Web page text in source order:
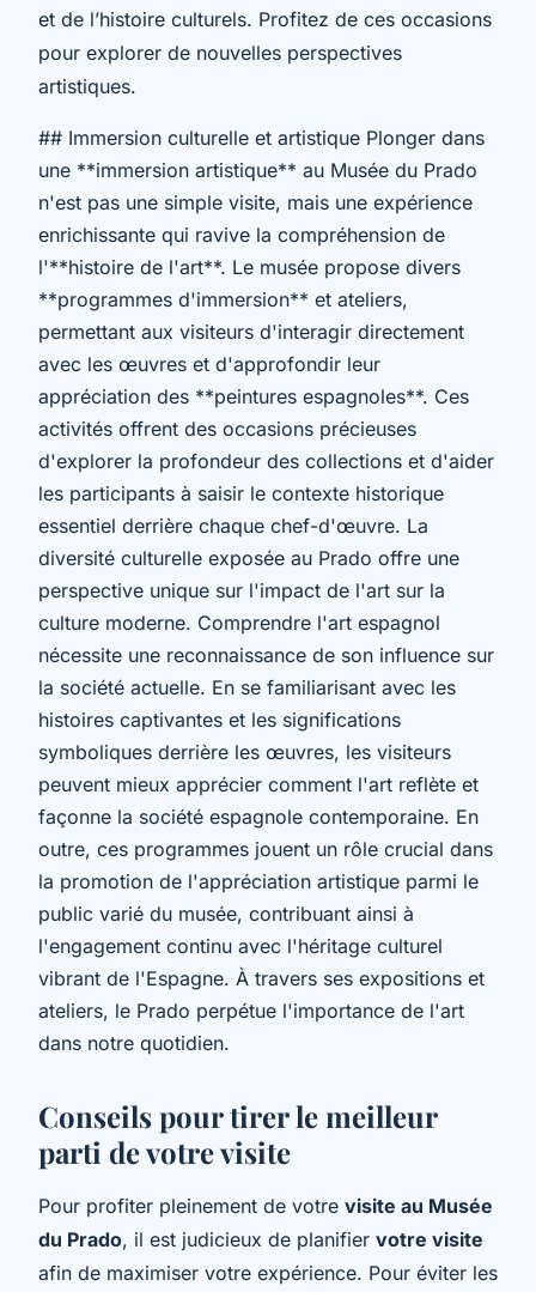
et de l’histoire culturels. Profitez de ces occasions
pour explorer de nouvelles perspectives
artistiques.
## Immersion culturelle et artistique Plonger dans
une **immersion artistique** au Musée du Prado
n'est pas une simple visite, mais une expérience
enrichissante qui ravive la compréhension de
l'**histoire de l'art**. Le musée propose divers
**programmes d'immersion** et ateliers,
permettant aux visiteurs d'interagir directement
avec les œuvres et d'approfondir leur
appréciation des **peintures espagnoles**. Ces
activités offrent des occasions précieuses
d'explorer la profondeur des collections et d'aider
les participants à saisir le contexte historique
essentiel derrière chaque chef-d'œuvre. La
diversité culturelle exposée au Prado offre une
perspective unique sur l'impact de l'art sur la
culture moderne. Comprendre l'art espagnol
nécessite une reconnaissance de son influence sur
la société actuelle. En se familiarisant avec les
histoires captivantes et les significations
symboliques derrière les œuvres, les visiteurs
peuvent mieux apprécier comment l'art reflète et
façonne la société espagnole contemporaine. En
outre, ces programmes jouent un rôle crucial dans
la promotion de l'appréciation artistique parmi le
public varié du musée, contribuant ainsi à
l'engagement continu avec l'héritage culturel
vibrant de l'Espagne. À travers ses expositions et
ateliers, le Prado perpétue l'importance de l'art
dans notre quotidien.
Conseils pour tirer le meilleur
parti de votre visite
Pour profiter pleinement de votre visite au Musée
du Prado, il est judicieux de planifier votre visite
afin de maximiser votre expérience. Pour éviter les